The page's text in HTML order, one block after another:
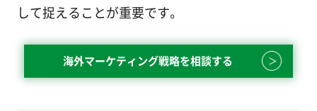
して捉えることが重要です。
海外マーケティング戦略を相談する